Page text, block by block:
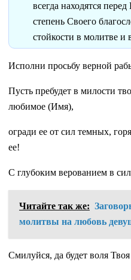
всегда находятся
степень Своего
стойкости в молитве и
Исполни просьбу верной
Пусть пребудет в милости
любимое (Имя),
огради ее от сил темных,
ее!
С глубоким верованием в
Читайте так же:
молитвы на любовь
Смилуйся, да будет воля